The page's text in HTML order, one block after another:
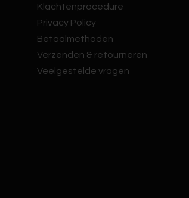
Klachtenprocedure
Privacy Policy
Betaalmethoden
Verzenden & retourneren
Veelgestelde vragen